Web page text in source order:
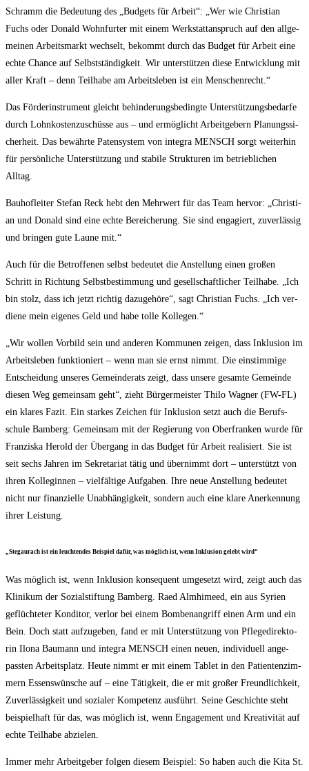
Schramm die Bedeu­tung des „Bud­gets für Arbeit“: „Wer wie Chris­ti­an
Fuchs oder Donald Wohn­fur­ter mit einem Werk­statt­an­spruch auf den all­ge­
mei­nen Arbeits­markt wech­selt, bekommt durch das Bud­get für Arbeit eine
ech­te Chan­ce auf Selbst­stän­dig­keit. Wir unter­stüt­zen die­se Ent­wick­lung mit
aller Kraft – denn Teil­ha­be am Arbeits­le­ben ist ein Menschenrecht.“
Das För­der­instru­ment gleicht behin­de­rungs­be­ding­te Unter­stüt­zungs­be­dar­fe
durch Lohn­kos­ten­zu­schüs­se aus – und ermög­licht Arbeit­ge­bern Pla­nungs­si­
cher­heit. Das bewähr­te Paten­sys­tem von inte­gra MENSCH sorgt wei­ter­hin
für per­sön­li­che Unter­stüt­zung und sta­bi­le Struk­tu­ren im betrieb­li­chen
Alltag.
Bau­hof­lei­ter Ste­fan Reck hebt den Mehr­wert für das Team her­vor: „Chris­ti­
an und Donald sind eine ech­te Berei­che­rung. Sie sind enga­giert, zuver­läs­sig
und brin­gen gute Lau­ne mit.“
Auch für die Betrof­fe­nen selbst bedeu­tet die Anstel­lung einen gro­ßen
Schritt in Rich­tung Selbst­be­stim­mung und gesell­schaft­li­cher Teil­ha­be. „Ich
bin stolz, dass ich jetzt rich­tig dazu­ge­hö­re“, sagt Chris­ti­an Fuchs. „Ich ver­
die­ne mein eige­nes Geld und habe tol­le Kollegen.“
„Wir wol­len Vor­bild sein und ande­ren Kom­mu­nen zei­gen, dass Inklu­si­on im
Arbeits­le­ben funk­tio­niert – wenn man sie ernst nimmt. Die ein­stim­mi­ge
Ent­schei­dung unse­res Gemein­de­rats zeigt, dass unse­re gesam­te Gemein­de
die­sen Weg gemein­sam geht“, zieht Bür­ger­meis­ter Thi­lo Wag­ner (FW-FL)
ein kla­res Fazit. Ein star­kes Zei­chen für Inklu­si­on setzt auch die Berufs­
schu­le Bam­berg: Gemein­sam mit der Regie­rung von Ober­fran­ken wur­de für
Fran­zis­ka Herold der Über­gang in das Bud­get für Arbeit rea­li­siert. Sie ist
seit sechs Jah­ren im Sekre­ta­ri­at tätig und über­nimmt dort – unter­stützt von
ihren Kol­le­gin­nen – viel­fäl­ti­ge Auf­ga­ben. Ihre neue Anstel­lung bedeu­tet
nicht nur finan­zi­el­le Unab­hän­gig­keit, son­dern auch eine kla­re Aner­ken­nung
ihrer Leistung.
„Ste­gau­rach ist ein leuch­ten­des Bei­spiel dafür, was mög­lich ist, wenn Inklu­si­on gelebt wird“
Was mög­lich ist, wenn Inklu­si­on kon­se­quent umge­setzt wird, zeigt auch das
Kli­ni­kum der Sozi­al­stif­tung Bam­berg. Raed Almhi­meed, ein aus Syri­en
geflüch­te­ter Kon­di­tor, ver­lor bei einem Bom­ben­an­griff einen Arm und ein
Bein. Doch statt auf­zu­ge­ben, fand er mit Unter­stüt­zung von Pfle­ge­di­rek­to­
rin Ilo­na Bau­mann und inte­gra MENSCH einen neu­en, indi­vi­du­ell ange­
pass­ten Arbeits­platz. Heu­te nimmt er mit einem Tablet in den Pati­en­ten­zim­
mern Essens­wün­sche auf – eine Tätig­keit, die er mit gro­ßer Freund­lich­keit,
Zuver­läs­sig­keit und sozia­ler Kom­pe­tenz aus­führt. Sei­ne Geschich­te steht
bei­spiel­haft für das, was mög­lich ist, wenn Enga­ge­ment und Krea­ti­vi­tät auf
ech­te Teil­ha­be abzielen.
Immer mehr Arbeit­ge­ber fol­gen die­sem Bei­spiel: So haben auch die Kita St.